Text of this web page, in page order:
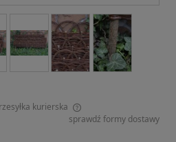
kurierska
kosztów płatnościsprawdź formy dostawy